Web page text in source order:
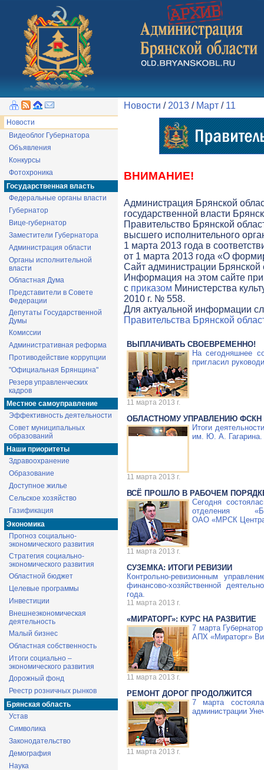
Новости
Видеоблог Губернатора
Объявления
Конкурсы
Фотохроника
Государственная власть
Федеральные органы власти
Губернатор
Вице-губернатор
Заместители Губернатора
Администрация области
Органы исполнительной
власти
Областная Дума
Представители в Совете
Федерации
Депутаты Государственной
Думы
Комиссии
Административная реформа
Противодействие коррупции
"Официальная Брянщина"
Резерв управленческих
кадров
Местное самоуправление
Эффективность деятельности
Совет муниципальных
образований
Наши приоритеты
Здравоохранение
Образование
Доступное жилье
Сельское хозяйство
Газификация
Экономика
Прогноз социально-
экономического развития
Стратегия социально-
экономического развития
Областной бюджет
Целевые программы
Инвестиции
Внешнеэкономическая
деятельность
Малый бизнес
Областная собственность
Итоги социально –
экономического развития
Дорожный фонд
Реестр розничных рынков
Брянская область
Устав
Символика
Законодательство
Демография
Наука
Новости / 2013 / Март / 11
ВНИМАНИЕ!
Администрация Брянской
государственной власти
Правительство Брянской
высшего исполнительного
1 марта 2013 года в
от 1 марта 2013 года «О
Cайт администрации Брянской
Информация на этом сайте
с приказом Министерства
2010 г. № 558.
Для актуальной информации
Правительства Брянской
ВЫПЛАЧИВАТЬ СВОЕВРЕМЕННО!
На сегодняшнее
пригласил
11 марта 2013 г.
ОБЛАСТНОМУ УПРАВЛЕНИЮ ФСКН
Итоги
им. Ю. А. Гагарина.
11 марта 2013 г.
ВСЁ ПРОШЛО В РАБОЧЕМ
Сегодня
отделения
ОАО «МРСК
11 марта 2013 г.
СУЗЕМКА: ИТОГИ РЕВИЗИИ
Контрольно-ревизионным
финансово-хозяйственной
года.
11 марта 2013 г.
«МИРАТОРГ»: КУРС НА РАЗВИТИЕ
7 марта
АПХ «Мираторг»
11 марта 2013 г.
РЕМОНТ ДОРОГ ПРОДОЛЖИТСЯ
7 марта
администрации
11 марта 2013 г.